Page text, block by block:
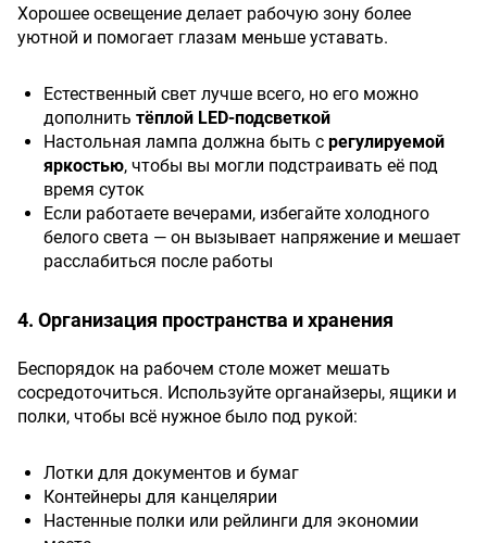
Хорошее освещение делает рабочую зону более
уютной и помогает глазам меньше уставать.
Естественный свет лучше всего, но его можно
дополнить тёплой LED-подсветкой
Настольная лампа должна быть с регулируемой
яркостью, чтобы вы могли подстраивать её под
время суток
Если работаете вечерами, избегайте холодного
белого света — он вызывает напряжение и мешает
расслабиться после работы
4. Организация пространства и хранения
Беспорядок на рабочем столе может мешать
сосредоточиться. Используйте органайзеры, ящики и
полки, чтобы всё нужное было под рукой:
Лотки для документов и бумаг
Контейнеры для канцелярии
Настенные полки или рейлинги для экономии